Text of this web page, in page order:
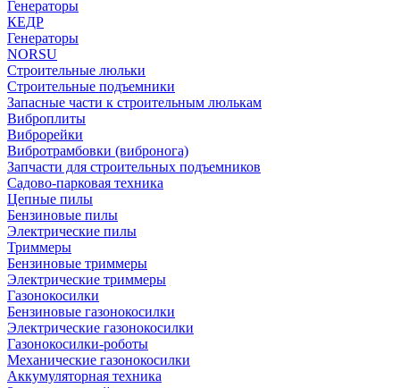
Генераторы
КЕДР
Генераторы
NORSU
Строительные люльки
Строительные подъемники
Запасные части к строительным люлькам
Виброплиты
Виброрейки
Вибротрамбовки (вибронога)
Запчасти для строительных подъемников
Садово-парковая техника
Цепные пилы
Бензиновые пилы
Электрические пилы
Триммеры
Бензиновые триммеры
Электрические триммеры
Газонокосилки
Бензиновые газонокосилки
Электрические газонокосилки
Газонокосилки-роботы
Механические газонокосилки
Аккумуляторная техника